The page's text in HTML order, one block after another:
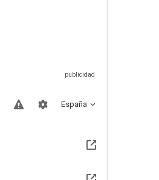
España